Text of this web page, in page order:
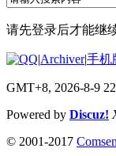
请先登录后才能继
|Archiver|手机
GMT+8, 2026-8-9
Powered by Discuz!
© 2001-2017